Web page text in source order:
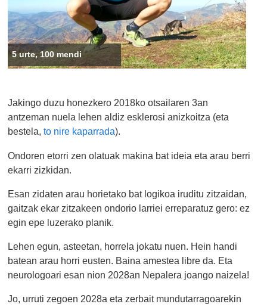
5 urte, 100 mendi
Jakingo duzu honezkero 2018ko otsailaren 3an
antzeman nuela lehen aldiz esklerosi anizkoitza (eta
bestela,to nire kaparrada).
Ondoren etorri zen olatuak makina bat ideia eta arau berri
ekarri zizkidan.
Esan zidaten arau horietako bat logikoa iruditu zitzaidan,
gaitzak ekar zitzakeen ondorio larriei erreparatuz gero: ez
egin epe luzerako planik.
Lehen egun, asteetan, horrela jokatu nuen. Hein handi
batean arau horri eusten. Baina amestea libre da. Eta
neurologoari esan nion 2028an Nepalera joango naizela!
Jo, urruti zegoen 2028a eta zerbait mundutarragoarekin